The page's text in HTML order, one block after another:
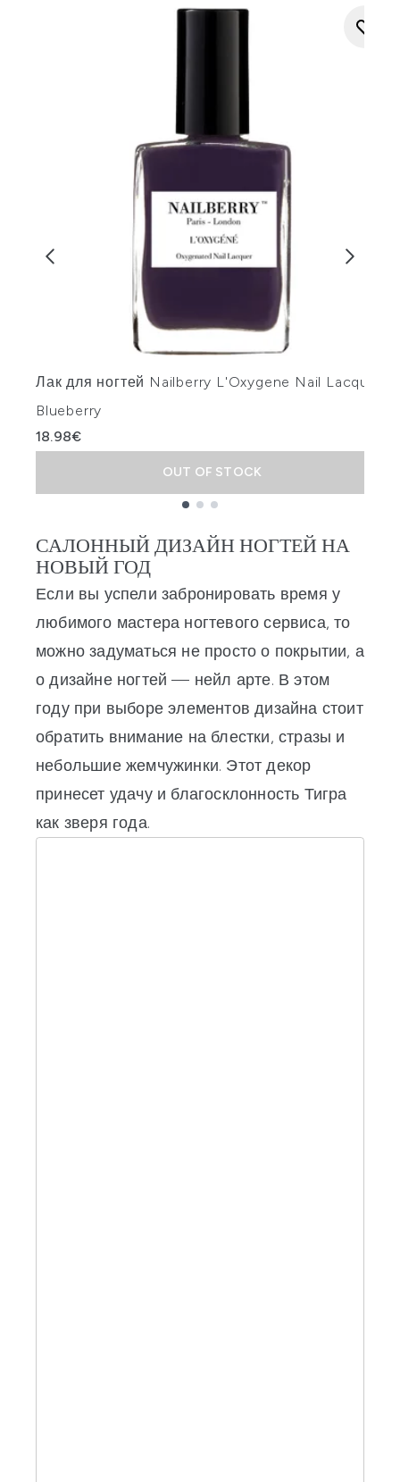
Лак для ногтей Nailberry L'Oxygene Nail Lacquer
Blueberry
18.98€
OUT OF STOCK
САЛОННЫЙ ДИЗАЙН НОГТЕЙ НА
НОВЫЙ ГОД
Если вы успели забронировать время у
любимого мастера ногтевого сервиса, то
можно задуматься не просто о покрытии, а
о дизайне ногтей — нейл арте. В этом
году при выборе элементов дизайна стоит
обратить внимание на блестки, стразы и
небольшие жемчужинки. Этот декор
принесет удачу и благосклонность Тигра
как зверя года.